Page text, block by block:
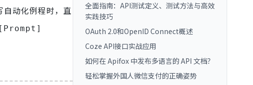
动化例程时，直
全面指南：API测试定义、测试方法与高效
实践技巧
OAuth 2.0和OpenID Connect概述
Coze API接口实战应用
如何在 Apifox 中发布多语言的 API 文档？
轻松掌握外国人微信支付的正确姿势